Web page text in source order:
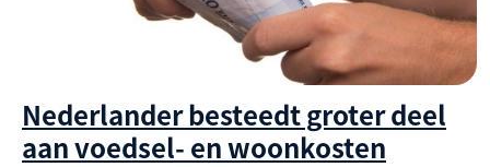
Nederlander besteedt groter deel
aan voedsel- en woonkosten